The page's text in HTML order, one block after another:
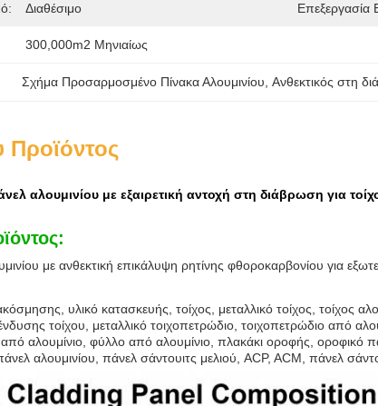
Διαθέσιμο Επεξεργασία
300,000m2 Μηνιαίως
Σχήμα Προσαρμοσμένο Πίνακα Αλουμινίου Ανθεκτικός στη
Προϊόντος
αλουμινίου με εξαιρετική αντοχή στη διάβρωση για
με ανθεκτική επικάλυψη ρητίνης φθοροκαρβονίου για
υλικό κατασκευής, τοίχος, μεταλλικό τοίχος, τοίχος
τοίχου, μεταλλικό τοιχοπετρώδιο, τοιχοπετρώδιο από
αλουμίνιο, φύλλο από αλουμίνιο, πλακάκι οροφής, οροφικό
αλουμινίου, πάνελ σάντουιτς μελιού, ACP, ACM, πάνελ